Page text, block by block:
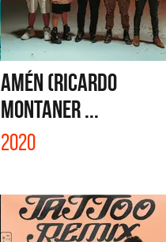
AMÉN (RICARDO
MONTANER ...
2020